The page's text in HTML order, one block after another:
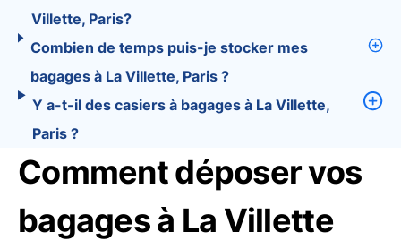
Villette, Paris?
Combien de temps puis-je stocker mes
bagages à La Villette, Paris ?
Y a-t-il des casiers à bagages à La Villette,
Paris ?
Comment déposer vos
bagages à La Villette